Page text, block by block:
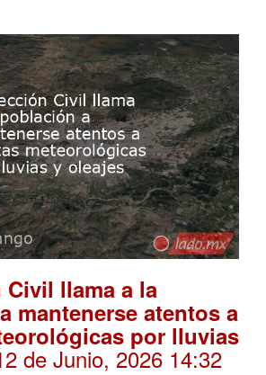
llama a la
mantenerse atentos a
por lluvias
de Junio, 2026 14:32